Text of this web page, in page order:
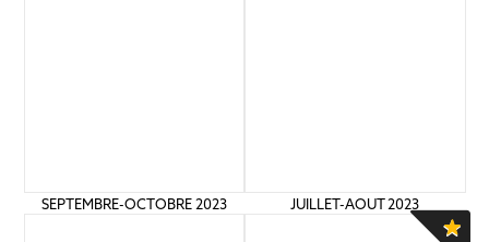
SEPTEMBRE-OCTOBRE 2023 JUILLET-AOUT 2023